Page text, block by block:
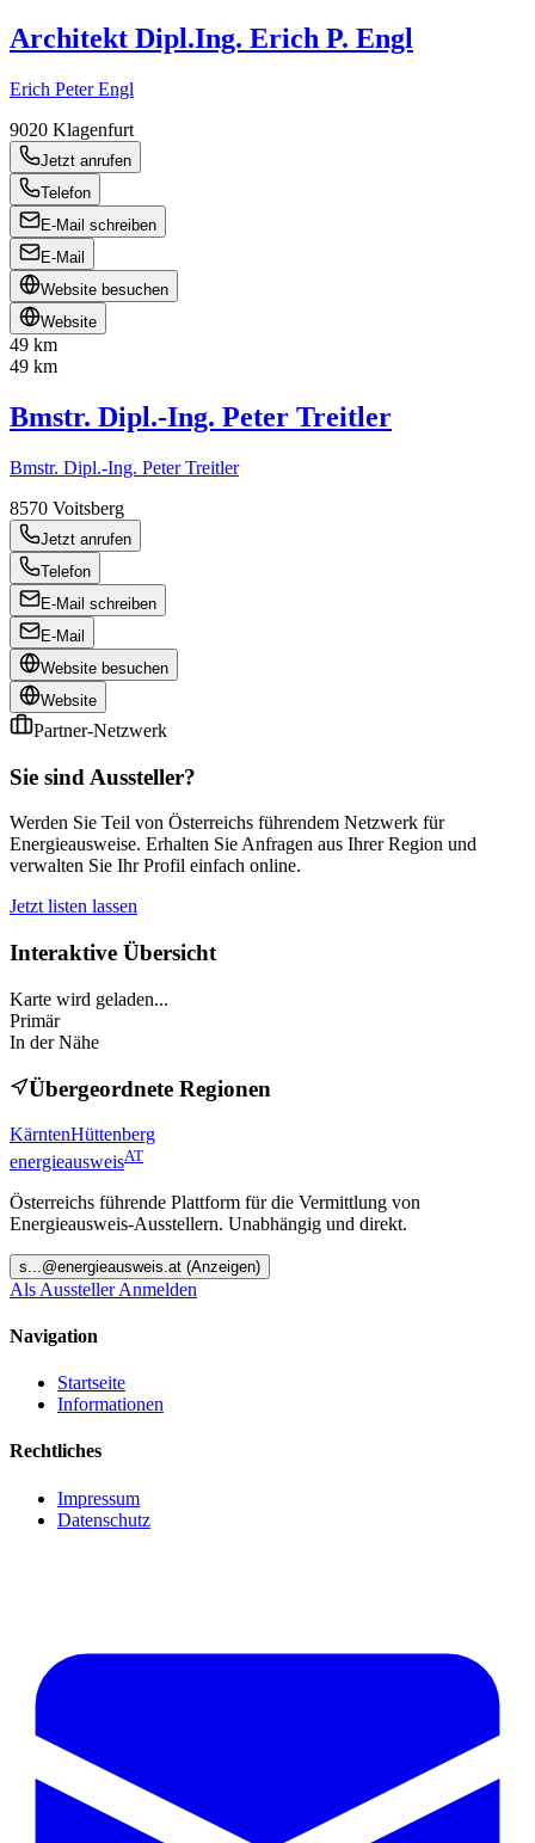
Architekt Dipl.Ing. Erich P. Engl
Erich Peter Engl
9020 Klagenfurt
Jetzt anrufen
Telefon
E-Mail schreiben
E-Mail
Website besuchen
Website
49 km
49 km
Bmstr. Dipl.-Ing. Peter Treitler
Bmstr. Dipl.-Ing. Peter Treitler
8570 Voitsberg
Jetzt anrufen
Telefon
E-Mail schreiben
E-Mail
Website besuchen
Website
Partner-Netzwerk
Sie sind Aussteller?
Werden Sie Teil von Österreichs führendem Netzwerk für
Energieausweise. Erhalten Sie Anfragen aus Ihrer Region und
verwalten Sie Ihr Profil einfach online.
Jetzt listen lassen
Interaktive Übersicht
Karte wird geladen...
Primär
In der Nähe
Übergeordnete Regionen
KärntenHüttenberg
energieausweisAT
Österreichs führende Plattform für die Vermittlung von
Energieausweis-Ausstellern. Unabhängig und direkt.
s ...@energieausweis.at (Anzeigen)
Als Aussteller Anmelden
Navigation
Startseite
Informationen
Rechtliches
Impressum
Datenschutz